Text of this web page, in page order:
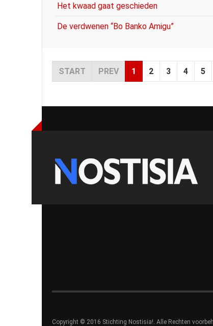
Het kwaad gaat geschieden
De verdwenen “Bo Banko Amigu”
START PREV 1 2 3 4 5
Copyright © 2016 Stichting Nostisia!. Alle Rechten